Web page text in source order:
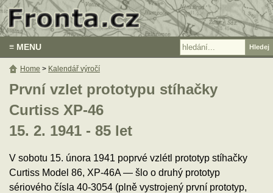
≡ MENU
První vzlet prototypu stíhačky
Curtiss XP-46
15. 2. 1941 - 85 let
V sobotu 15. února 1941 poprvé vzlétl prototyp stíhačky
Curtiss Model 86, XP-46A — šlo o druhý prototyp
sériového čísla 40-3054 (plně vystrojený první prototyp,
Home > Kalendář výročí